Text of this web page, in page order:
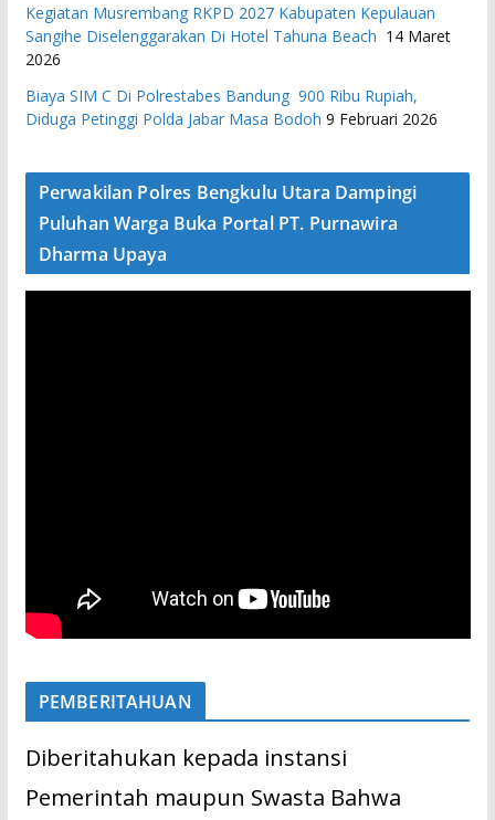
Kegiatan Musrembang RKPD 2027 ​Kabupaten Kepulauan
Sangihe Diselenggarakan Di Hotel Tahuna Beach 14 Maret
2026
Biaya SIM C Di Polrestabes Bandung 900 Ribu Rupiah,
Diduga Petinggi Polda Jabar Masa Bodoh 9 Februari 2026
Perwakilan Polres Bengkulu Utara Dampingi
Puluhan Warga Buka Portal PT. Purnawira
Dharma Upaya
PEMBERITAHUAN
Diberitahukan kepada instansi
Pemerintah maupun Swasta Bahwa